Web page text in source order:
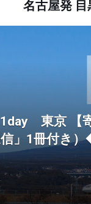
名古屋発
1day 東京 【
」1冊付き）